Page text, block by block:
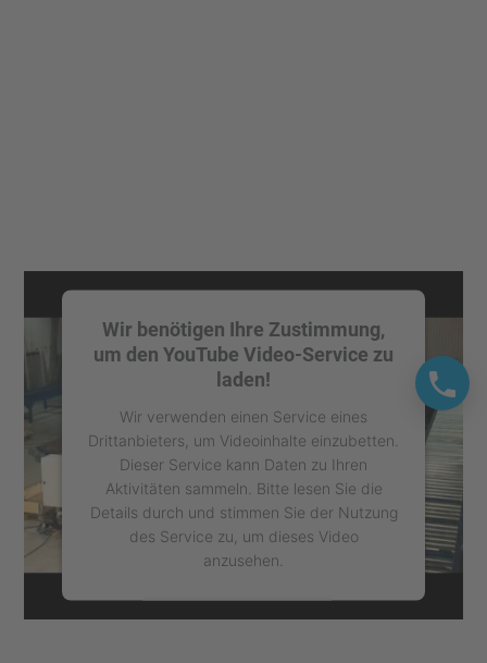
Wir benötigen Ihre Zustimmung,
um den YouTube Video-Service zu
laden!
Wir verwenden einen Service eines
Drittanbieters, um Videoinhalte einzubetten.
Dieser Service kann Daten zu Ihren
Aktivitäten sammeln. Bitte lesen Sie die
Details durch und stimmen Sie der Nutzung
des Service zu, um dieses Video
anzusehen.
Mehr Informationen